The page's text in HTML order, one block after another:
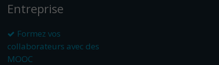
Entreprise
Formez vos
collaborateurs avec des
MOOC